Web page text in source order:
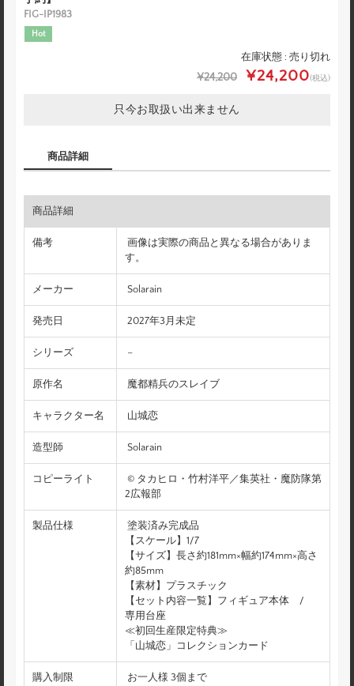
FIG-IP1983
Hot
在庫状態 : 売り切れ
¥24,200 ¥24,200(税込)
只今お取扱い出来ません
商品詳細
商品詳細
備考
画像は実際の商品と異なる場合がありま
す。
メーカー Solarain
発売日 2027年3月未定
シリーズ –
原作名 魔都精兵のスレイブ
キャラクター名 山城恋
造型師 Solarain
コピーライト
© タカヒロ・竹村洋平／集英社・魔防隊第
2広報部
製品仕様
塗装済み完成品
【スケール】1/7
【サイズ】長さ約181mm×幅約174mm×高さ
約85mm
【素材】プラスチック
【セット内容一覧】フィギュア本体 /
専用台座
≪初回生産限定特典≫
「山城恋」コレクションカード
購入制限 お一人様 3個まで